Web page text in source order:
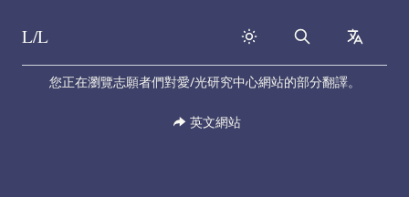
Skip to content
L/L Search
您正在瀏覽志願者們對愛/光研究中心網站的部分翻譯。
英文網站